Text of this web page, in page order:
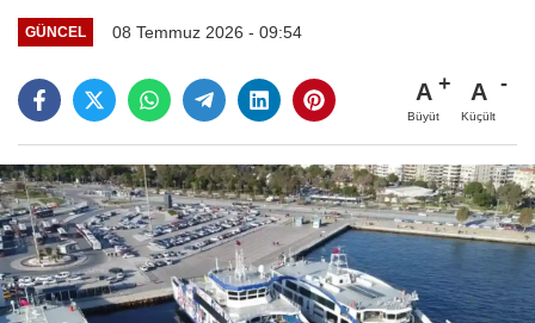
GÜNCEL 08 Temmuz 2026 - 09:54
A
Büyüt
A
Küçült